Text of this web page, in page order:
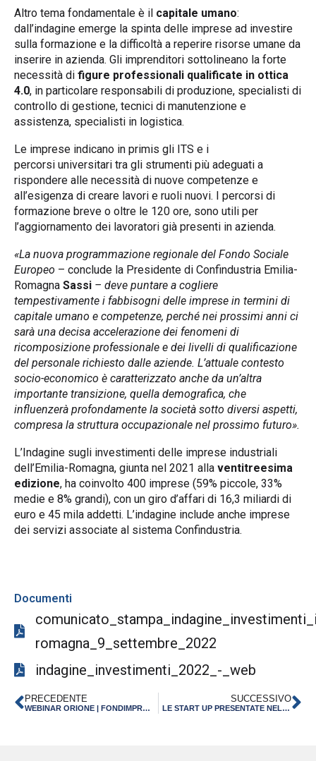
Altro tema fondamentale è il capitale umano:
dall’indagine emerge la spinta delle imprese ad investire
sulla formazione e la difficoltà a reperire risorse umane da
inserire in azienda. Gli imprenditori sottolineano la forte
necessità di figure professionali qualificate in ottica
4.0, in particolare responsabili di produzione, specialisti di
controllo di gestione, tecnici di manutenzione e
assistenza, specialisti in logistica.
Le imprese indicano in primis gli ITS e i
percorsi universitari tra gli strumenti più adeguati a
rispondere alle necessità di nuove competenze e
all’esigenza di creare lavori e ruoli nuovi. I percorsi di
formazione breve o oltre le 120 ore, sono utili per
l’aggiornamento dei lavoratori già presenti in azienda.
«La nuova programmazione regionale del Fondo Sociale
Europeo – conclude la Presidente di Confindustria Emilia-
Romagna Sassi – deve puntare a cogliere
tempestivamente i fabbisogni delle imprese in termini di
capitale umano e competenze, perché nei prossimi anni ci
sarà una decisa accelerazione dei fenomeni di
ricomposizione professionale e dei livelli di qualificazione
del personale richiesto dalle aziende. L’attuale contesto
socio-economico è caratterizzato anche da un’altra
importante transizione, quella demografica, che
influenzerà profondamente la società sotto diversi aspetti,
compresa la struttura occupazionale nel prossimo futuro».
L’Indagine sugli investimenti delle imprese industriali
dell’Emilia-Romagna, giunta nel 2021 alla ventitreesima
edizione, ha coinvolto 400 imprese (59% piccole, 33%
medie e 8% grandi), con un giro d’affari di 16,3 miliardi di
euro e 45 mila addetti. L’indagine include anche imprese
dei servizi associate al sistema Confindustria.
Documenti
romagna_9_settembre_2022
indagine_investimenti_2022_-_web
PRECEDENTE
WEBINAR ORIONE | FONDIMPRESA HA FORMATO 174.000 LAVORATORI DI 9.400 IMPRESE EMILIANO-ROMAGNOLE
SUCCESSIVO
LE START UP PRESENTATE NEL WEBINAR “SOLUZIONI PER IMPRESE TURISTICHE PIU’ DIGITALI E SOSTENIBILI” | 13 DICEMBRE 2022